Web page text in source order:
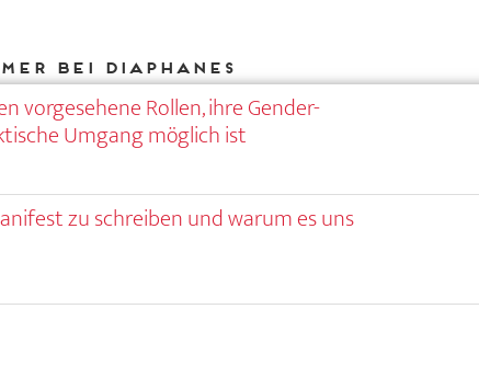
bei DIAPHANES
vorgesehene Rollen, ihre Gender-
Umgang möglich ist
zu schreiben und warum es uns